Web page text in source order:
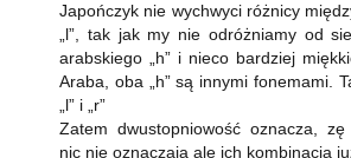
Japończyk nie wychwyci różnicy
„l”, tak jak my nie odróżniamy od
arabskiego „h” i nieco bardziej
Araba, oba „h” są innymi fonemami.
„l” i „r”
Zatem dwustopniowość oznacza,
nic nie oznaczają ale ich kombinacja